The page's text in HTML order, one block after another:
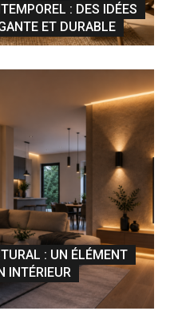
: DES IDÉES
ET DURABLE
: UN ÉLÉMENT
INTÉRIEUR